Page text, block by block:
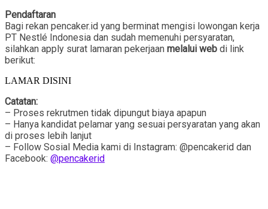
Pendaftaran
Bagi rekan pencaker.id yang berminat mengisi lowongan kerja
PT Nestlé Indonesia dan sudah memenuhi persyaratan,
silahkan apply surat lamaran pekerjaan melalui web di link
berikut:
LAMAR DISINI
Catatan:
– Proses rekrutmen tidak dipungut biaya apapun
– Hanya kandidat pelamar yang sesuai persyaratan yang akan
di proses lebih lanjut
– Follow Sosial Media kami di Instagram: @pencakerid dan
Facebook: @pencakerid